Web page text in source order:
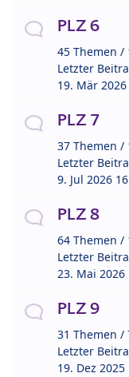
PLZ 6
45 Themen /
Letzter
19. Mär
PLZ 7
37 Themen /
Letzter
9. Jul 2026
PLZ 8
64 Themen /
Letzter
23. Mai 2026
PLZ 9
31 Themen /
Letzter
19. Dez 2025